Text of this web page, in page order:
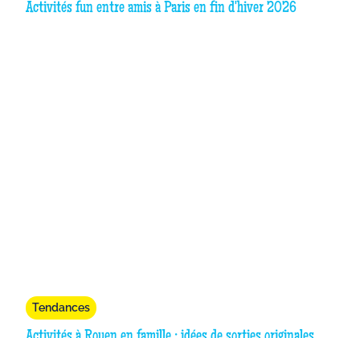
Activités fun entre amis à Paris en fin d'hiver 2026
Tendances